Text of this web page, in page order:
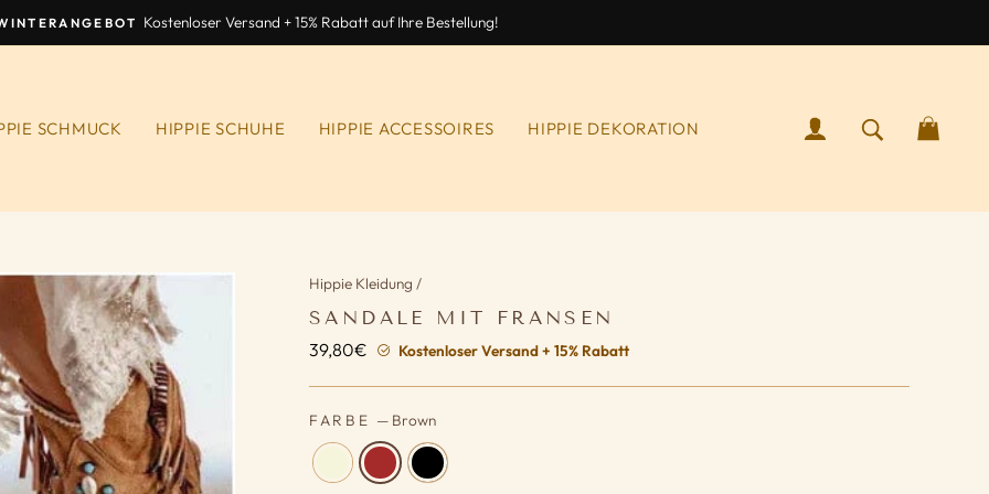
Kostenloser Versand + 15% Rabatt auf Ihre Bestellung!
SCHMUCK HIPPIE SCHUHE HIPPIE ACCESSOIRES HIPPIE DEKORATION ANMELDENSUCHEN
Hippie Kleidung /
SANDALE MIT FRANSEN
39,80€ Normaler
Kostenloser Versand + 15% Rabatt
FARBE — Brown